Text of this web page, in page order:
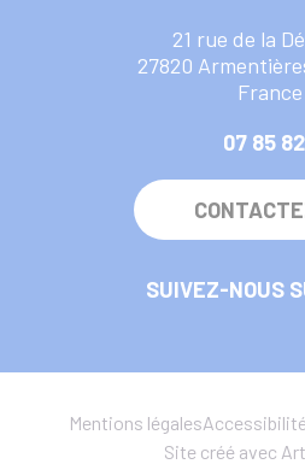
21 rue de la
27820
France
07 85
SUIVEZ-NOUS
Mentions légalesAccessibilité
Site créé avec